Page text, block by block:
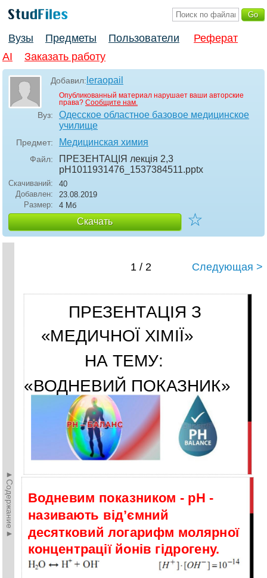
Вузы Предметы Пользователи
Реферат
AI
Заказать работу
Добавил: leraopail
Опубликованный материал нарушает ваши авторские
права? Сообщите нам.
Вуз:
Одесское областное базовое медицинское
училище
Предмет: Медицинская химия
Файл:
ПРЕЗЕНТАЦІЯ лекція 2,3
рН1011931476_1537384511.pptx
Скачиваний:
40
Добавлен:
23.08.2019
Размер:
4 Мб
Скачать ☆
►Содержание►
1 / 2 Следующая >
ПРЕЗЕНТАЦІЯ З
«МЕДИЧНОЇ ХІМІЇ»
НА ТЕМУ:
«ВОДНЕВИЙ ПОКАЗНИК»
Водневим показником - рН -
називають від’ємний
десятковий логарифм молярної
концентрації йонів гідрогену.